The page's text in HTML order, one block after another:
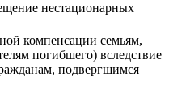
нестационарных
компенсации семьям,
погибшего) вследствие
подвергшимся